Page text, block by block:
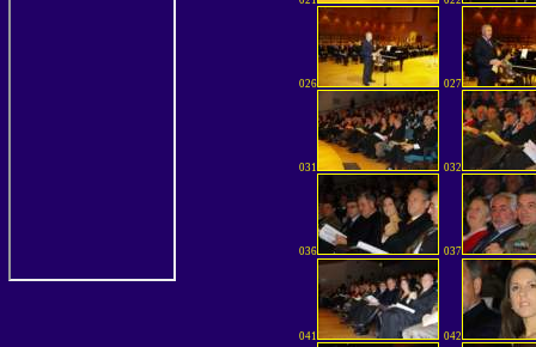
026 027
031 032
036 037
041 042